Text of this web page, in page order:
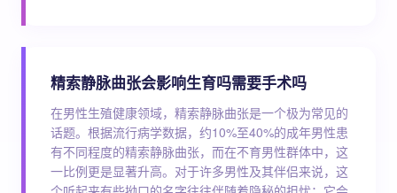
精索静脉曲张会影响生育吗需要手术吗
在男性生殖健康领域，精索静脉曲张是一个极为常见的
话题。根据流行病学数据，约10%至40%的成年男性患
有不同程度的精索静脉曲张，而在不育男性群体中，这
一比例更是显著升高。对于许多男性及其伴侣来说，这